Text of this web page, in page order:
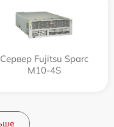
Сервер Fujitsu Sparc
M10-4S